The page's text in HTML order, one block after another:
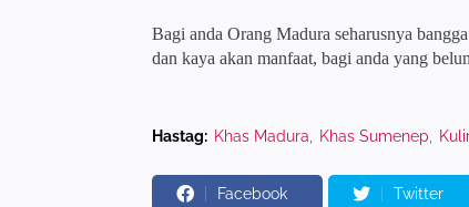
Bagi anda Orang Madura seharusnya
dan kaya akan manfaat, bagi anda yang
Hastag: Khas Madura Khas Sumenep
Facebook Twitter